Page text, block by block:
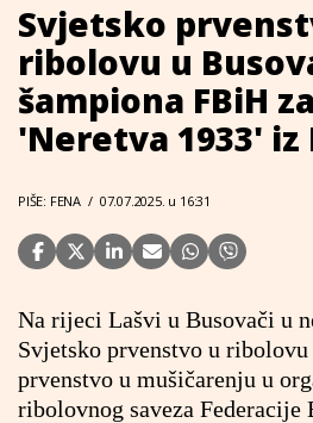
Svjetsko
ribolovu u
šampiona FBiH
'Neretva 1933' iz
PIŠE: FENA / 07.07.2025. u 16:31
Na rijeci Lašvi u Busovači u
Svjetsko prvenstvo u
prvenstvo u mušičarenju u
ribolovnog saveza Federacije